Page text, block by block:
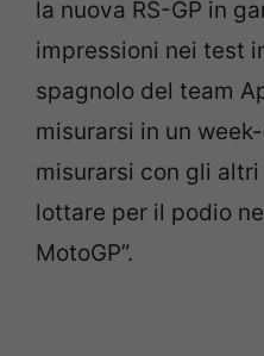
la nuova RS-GP in
impressioni nei test
spagnolo del team
misurarsi in un
misurarsi con gli
lottare per il podio
MotoGP”.